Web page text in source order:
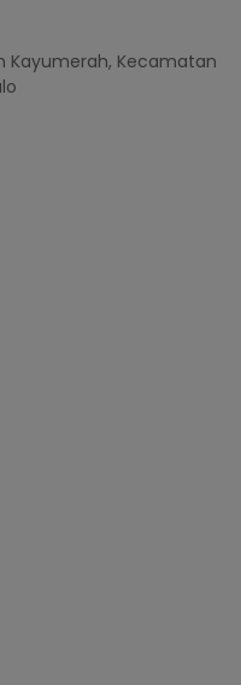
Kayumerah, Kecamatan